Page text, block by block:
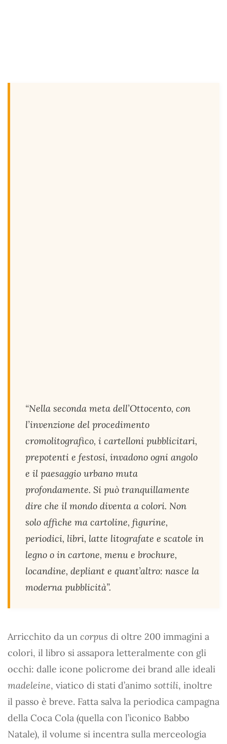
“Nella seconda meta dell’Ottocento, con
l’invenzione del procedimento
cromolitografico, i cartelloni pubblicitari,
prepotenti e festosi, invadono ogni angolo
e il paesaggio urbano muta
profondamente. Si può tranquillamente
dire che il mondo diventa a colori. Non
solo affiche ma cartoline, figurine,
periodici, libri, latte litografate e scatole in
legno o in cartone, menu e brochure,
locandine, depliant e quant’altro: nasce la
moderna pubblicità”.
Arricchito da un corpus di oltre 200 immagini a
colori, il libro si assapora letteralmente con gli
occhi: dalle icone policrome dei brand alle ideali
madeleine, viatico di stati d’animo sottili, inoltre
il passo è breve. Fatta salva la periodica campagna
della Coca Cola (quella con l’iconico Babbo
Natale), il volume si incentra sulla merceologia